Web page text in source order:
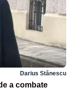
Darius Stănescu
a combate